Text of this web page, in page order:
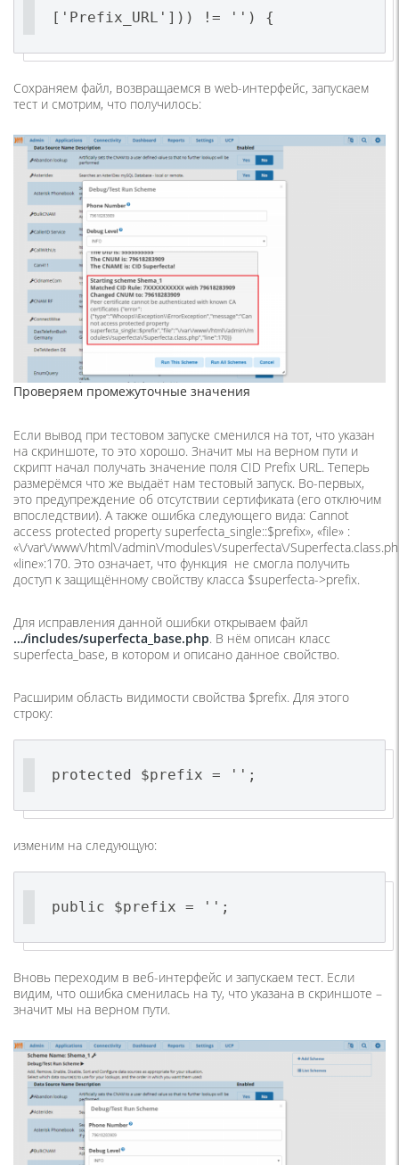
['Prefix_URL'])) != '') {
Сохраняем файл, возвращаемся в web-интерфейс, запускаем
тест и смотрим, что получилось:
Проверяем промежуточные значения
Если вывод при тестовом запуске сменился на тот, что указан
на скриншоте, то это хорошо. Значит мы на верном пути и
скрипт начал получать значение поля CID Prefix URL. Теперь
размерёмся что же выдаёт нам тестовый запуск. Во-первых,
это предупреждение об отсутствии сертификата (его отключим
впоследствии). А также ошибка следующего вида: Cannot
access protected property superfecta_single::$prefix», «file» :
«\/var\/www\/html\/admin\/modules\/superfecta\/
«line»:170. Это означает, что функция не смогла получить
доступ к защищённому свойству класса $superfecta->prefix.
Для исправления данной ошибки открываем файл
…/includes/superfecta_base.php. В нём описан класс
superfecta_base, в котором и описано данное свойство.
Расширим область видимости свойства $prefix. Для этого
строку:
protected $prefix = '';
изменим на следующую:
public $prefix = '';
Вновь переходим в веб-интерфейс и запускаем тест. Если
видим, что ошибка сменилась на ту, что указана в скриншоте –
значит мы на верном пути.